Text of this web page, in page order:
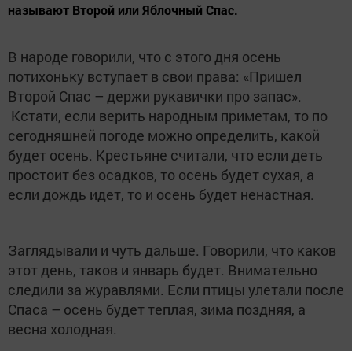
называют Второй или Яблочный Спас.
В народе говорили, что с этого дня осень
потихоньку вступает в свои права: «Пришел
Второй Спас – держи рукавички про запас».
Кстати, если верить народным приметам, то по
сегодняшней погоде можно определить, какой
будет осень. Крестьяне считали, что если деть
простоит без осадков, то осень будет сухая, а
если дождь идет, то и осень будет ненастная.
Заглядывали и чуть дальше. Говорили, что каков
этот день, таков и январь будет. Внимательно
следили за журавлями. Если птицы улетали после
Спаса – осень будет теплая, зима поздняя, а
весна холодная.